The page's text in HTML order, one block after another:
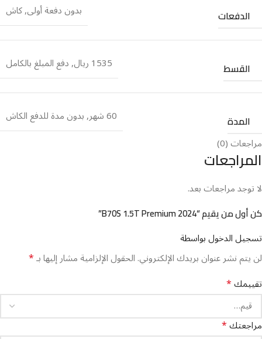
الدفعات بدون دفعة أولى,كاش
القسط 1535 ريال ,دفع المبلغ بالكامل
المدة 60 شهر ,بدون مدة للدفع الكاش
مراجعات (0)
المراجعات
لا توجد مراجعات بعد.
كن أول من يقيم “B70S 1.5T Premium 2024”
تسجيل الدخول بواسطة
لن يتم نشر عنوان بريدك الإلكتروني.الحقول الإلزامية مشار إليها بـ*
تقييمك*
مراجعتك*